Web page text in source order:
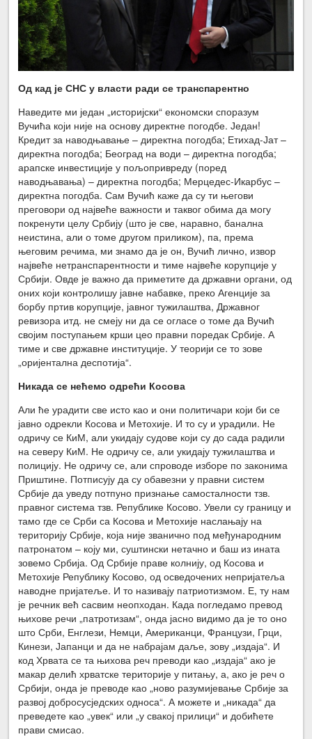
Од кад је СНС у власти ради се транспарентно
Наведите ми један „историјски“ економски споразум
Вучића који није на основу директне погодбе. Један!
Кредит за наводњавање – директна погодба; Етихад-Јат –
директна погодба; Београд на води – директна погодба;
арапске инвестиције у пољопривреду (поред
наводњавања) – директна погодба; Мерцедес-Икарбус –
директна погодба. Сам Вучић каже да су ти његови
преговори од највеће важности и таквог обима да могу
покренути целу Србију (што је све, наравно, банална
неистина, али о томе другом приликом), па, према
његовим речима, ми знамо да је он, Вучић лично, извор
највеће нетранспарентности и тиме највеће корупције у
Србији. Овде је важно да приметите да државни органи, од
оних који контролишу јавне набавке, преко Агенције за
борбу пртив корупције, јавног тужилаштва, Државног
ревизора итд. не смеју ни да се огласе о томе да Вучић
својим поступањем крши цео правни поредак Србије. А
тиме и све државне институције. У теорији се то зове
„оријентална деспотија“.
Никада се нећемо одрећи Косова
Али ће урадити све исто као и они политичари који би се
јавно одрекли Косова и Метохије. И то су и урадили. Не
одричу се КиМ, али укидају судове који су до сада радили
на северу КиМ. Не одричу се, али укидају тужилаштва и
полицију. Не одричу се, али спроводе изборе по законима
Приштине. Потписују да су обавезни у правни систем
Србије да уведу потпуно признање самосталности тзв.
правног система тзв. Републике Косово. Увели су границу и
тамо где се Срби са Косова и Метохије наслањају на
територију Србије, која није званично под међународним
патронатом – коју ми, суштински нетачно и баш из ината
зовемо Србија. Од Србије праве колнију, од Косова и
Метохије Републику Косово, од осведочених непријатеља
наводне пријатеље. И то називају патриотизмом. Е, ту нам
је речник већ сасвим неопходан. Када погледамо превод
њихове речи „патротизам“, онда јасно видимо да је то оно
што Срби, Енглези, Немци, Американци, Французи, Грци,
Кинези, Јапанци и да не набрајам даље, зову „издаја“. И
код Хрвата се та њихова реч преводи као „издаја“ ако је
макар делић хрватске територије у питању, а, ако је реч о
Србији, онда је преводе као „ново разумијевање Србије за
развој добросусједских односа“. А можете и „никада“ да
преведете као „увек“ или „у свакој прилици“ и добићете
прави смисао.